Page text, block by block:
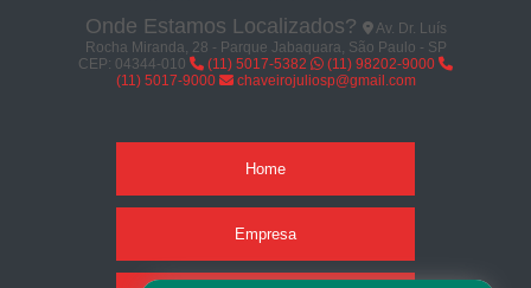
Onde Estamos Localizados?
Av. Dr. Luís
Rocha Miranda, 28 - Parque Jabaquara, São Paulo - SP
CEP: 04344-010
(11) 5017-5382
(11) 98202-9000
(11) 5017-9000
chaveirojuliosp@gmail.com
Home
Empresa